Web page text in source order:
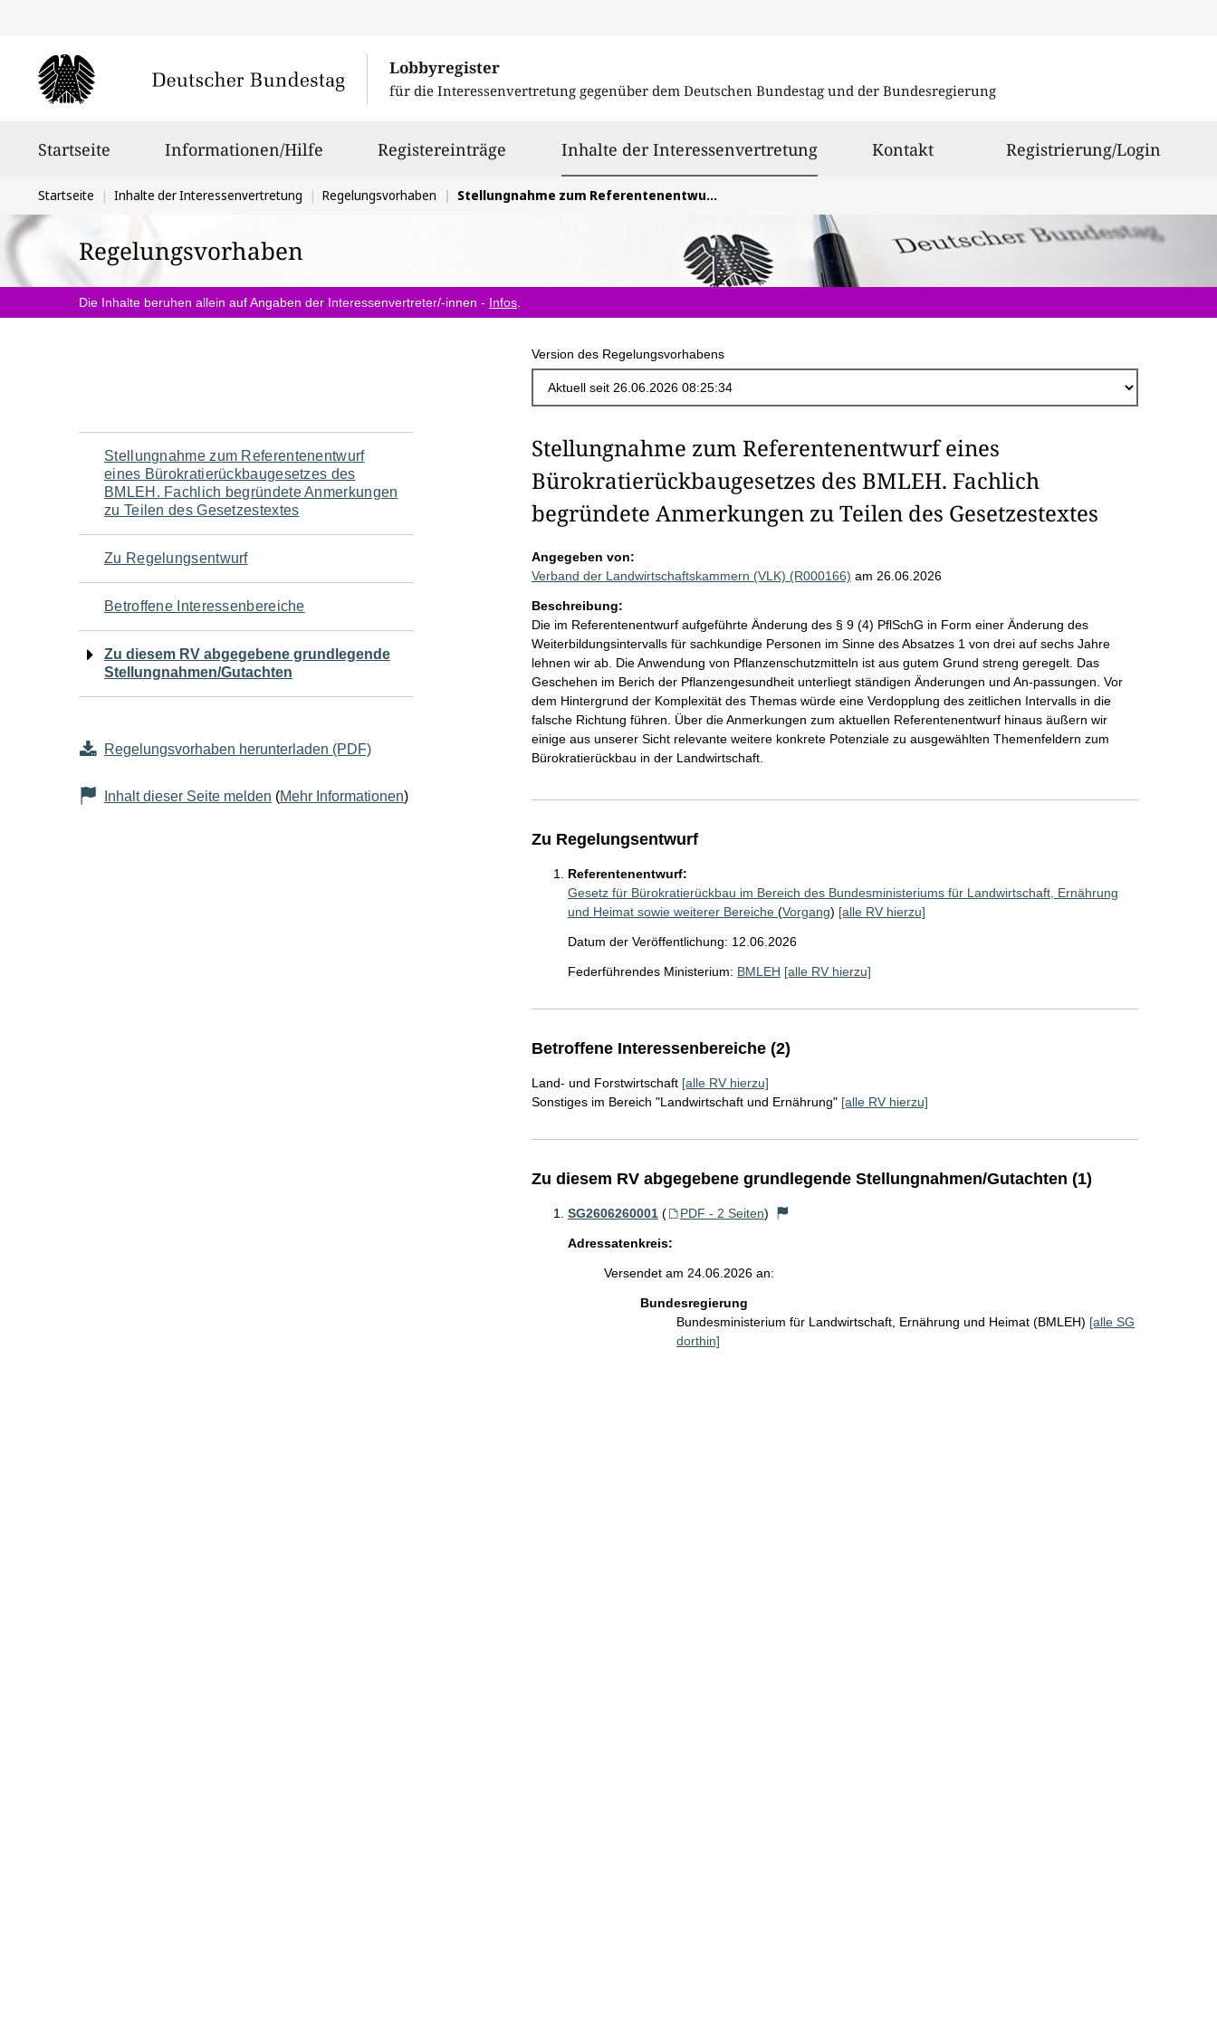
Lobbyregister
für die Interessenvertretung gegenüber dem Deutschen Bundestag und der Bundesregierung
Startseite Informationen/Hilfe Registereinträge Inhalte der Interessenvertretungausgewählt
Kontakt Registrierung/Login
Sie
befinden
sich
hier:
Startseite Inhalte der Interessenvertretung Regelungsvorhaben Stellungnahme zum Referentenentwurf eines Bürokratierückbaugesetzes des BMLEH. Fachlich begründete Anmerkungen zu Teilen des Gesetzestextes
Regelungsvorhaben
Die Inhalte beruhen allein auf Angaben der Interessenvertreter/-innen - Infos
Version des Regelungsvorhabens
Navigation
für
den
Seiteninhalt
Stellungnahme zum Referentenentwurf
eines Bürokratierückbaugesetzes des
BMLEH. Fachlich begründete Anmerkungen
zu Teilen des Gesetzestextes
Zu Regelungsentwurf
Betroffene Interessenbereiche
Zu diesem RV abgegebene grundlegende
Stellungnahmen/Gutachten
Regelungsvorhaben herunterladen (PDF)
Inhalt dieser Seite melden (Mehr Informationen)
Stellungnahme zum Referentenentwurf eines
Bürokratierückbaugesetzes des BMLEH. Fachlich
begründete Anmerkungen zu Teilen des Gesetzestextes
Angegeben von:
Verband der Landwirtschaftskammern (VLK) (R000166) am 26.06.2026
Beschreibung:
Die im Referentenentwurf aufgeführte Änderung des § 9 (4) PflSchG in Form einer Änderung des
Weiterbildungsintervalls für sachkundige Personen im Sinne des Absatzes 1 von drei auf sechs Jahre
lehnen wir ab. Die Anwendung von Pflanzenschutzmitteln ist aus gutem Grund streng geregelt. Das
Geschehen im Berich der Pflanzengesundheit unterliegt ständigen Änderungen und An-passungen. Vor
dem Hintergrund der Komplexität des Themas würde eine Verdopplung des zeitlichen Intervalls in die
falsche Richtung führen. Über die Anmerkungen zum aktuellen Referentenentwurf hinaus äußern wir
einige aus unserer Sicht relevante weitere konkrete Potenziale zu ausgewählten Themenfeldern zum
Bürokratierückbau in der Landwirtschaft.
Zu Regelungsentwurf
Referentenentwurf:
Gesetz für Bürokratierückbau im Bereich des Bundesministeriums für Landwirtschaft, Ernährung
und Heimat sowie weiterer Bereiche (Vorgang) [alle RV hierzu]
Datum der Veröffentlichung: 12.06.2026
Federführendes Ministerium: BMLEH [alle RV hierzu]
Betroffene Interessenbereiche (2)
Land- und Forstwirtschaft [alle RV hierzu]
Sonstiges im Bereich "Landwirtschaft und Ernährung" [alle RV hierzu]
Zu diesem RV abgegebene grundlegende Stellungnahmen/Gutachten (1)
SG2606260001 ( PDF - 2 Seiten)
Adressatenkreis:
Versendet am 24.06.2026 an:
Bundesregierung
Bundesministerium für Landwirtschaft, Ernährung und Heimat (BMLEH) [alle SG
dorthin]